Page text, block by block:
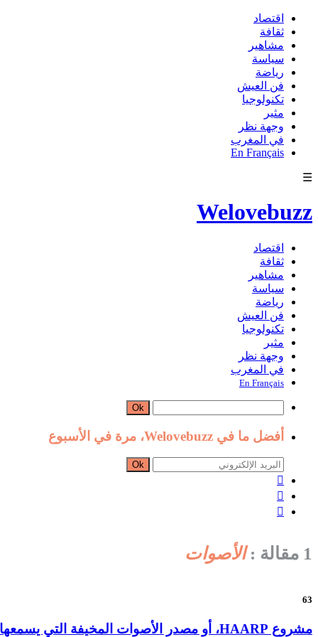
اقتصاد
ثقافة
مشاهير
سياسة
رياضة
فن العيش
تكنولوجيا
مثير
وجهة نظر
في المغرب
En Français
☰
Welovebuzz
اقتصاد
ثقافة
مشاهير
سياسة
رياضة
فن العيش
تكنولوجيا
مثير
وجهة نظر
في المغرب
En Français
Ok
أفضل ما في Welovebuzz، مرة في الأسبوع
Ok



1 مقالة : الأصوات
63
مشروع HAARP، أو مصدر الأصوات المخيفة التي يسمعها العالم